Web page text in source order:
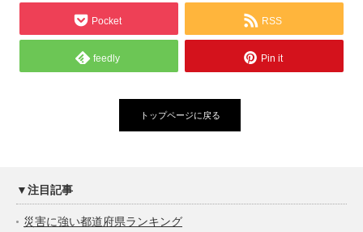
Pocket RSS
feedly Pin it
トップページに戻る
▼注目記事
災害に強い都道府県ランキング